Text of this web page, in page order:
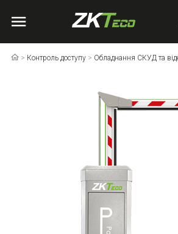
> Контроль доступу > Обладнання СКУД та